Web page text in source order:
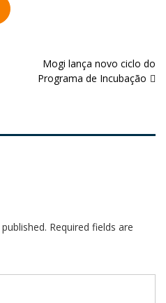
Mogi lança novo ciclo do
Programa de Incubação
Required fields are